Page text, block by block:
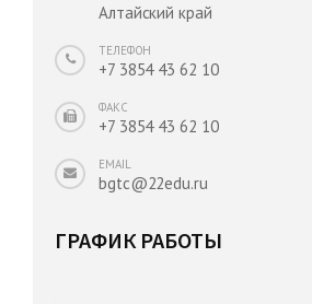
Алтайский край
ТЕЛЕФОН
+7 3854 43 62 10
ФАКС
+7 3854 43 62 10
EMAIL
bgtc@22edu.ru
ГРАФИК РАБОТЫ